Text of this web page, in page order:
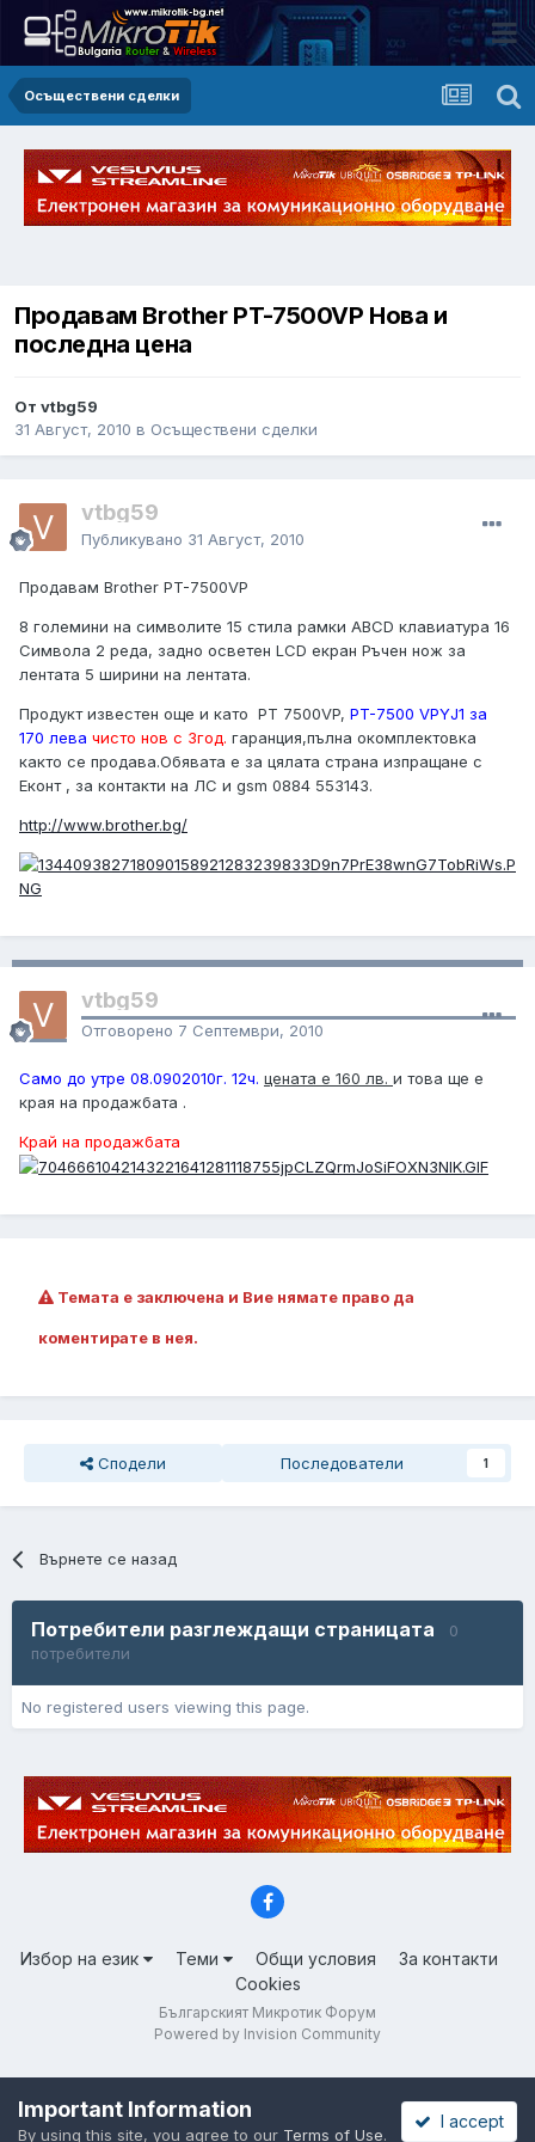
Осъществени сделки
Продавам Brother PT-7500VP Нова и
последна цена
От vtbg59
31 Август, 2010 в Осъществени сделки
vtbg59
Публикувано 31 Август, 2010
Продавам Brother PT-7500VP
8 големини на символите 15 стила рамки ABCD клавиатура 16
Символа 2 реда, задно осветен LCD екран Ръчен нож за
лентата 5 ширини на лентата.
Продукт известен още и като PT 7500VP, PT-7500 VPYJ1 за
170 лева чисто нов с 3год. гаранция,пълна окомплектовка
както се продава.Обявата е за цялата страна изпращане с
Еконт , за контакти на ЛС и gsm 0884 553143.
http://www.brother.bg/
vtbg59
Отговорено 7 Септември, 2010
Само до утре 08.0902010г. 12ч. цената е 160 лв. и това ще е
края на продажбата .
Край на продажбата
Темата е заключена и Вие нямате право да
коментирате в нея.
Сподели Последователи 1
Върнете се назад
Потребители разглеждащи страницата
0
потребители
No registered users viewing this page.
Избор на език Теми Общи условия
За контакти
Cookies
Българският Микротик Форум
Powered by Invision Community
Important Information
By using this site, you agree to our Terms of Use.
I accept